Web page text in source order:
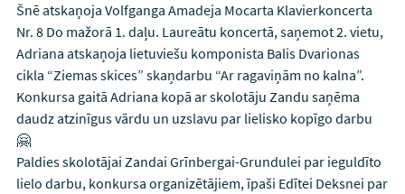
Šnē atskaņoja Volfganga Amadeja Mocarta Klavierkoncerta
Nr. 8 Do mažorā 1. daļu. Laureātu koncertā, saņemot 2. vietu,
Adriana atskaņoja lietuviešu komponista Balis Dvarionas
cikla “Ziemas skices” skaņdarbu “Ar ragaviņām no kalna”.
Konkursa gaitā Adriana kopā ar skolotāju Zandu saņēma
daudz atzinīgus vārdu un uzslavu par lielisko kopīgo darbu
🤗
Paldies skolotājai Zandai Grīnbergai-Grundulei par ieguldīto
lielo darbu, konkursa organizētājiem, īpaši Edītei Deksnei par